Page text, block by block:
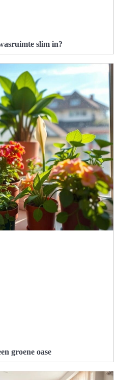
slim in?
groene oase